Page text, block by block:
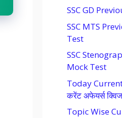
SSC GD
SSC MTS
Test
SSC
Mock Test
Today
करेंट अफेयर्स क्विज
Topic Wise